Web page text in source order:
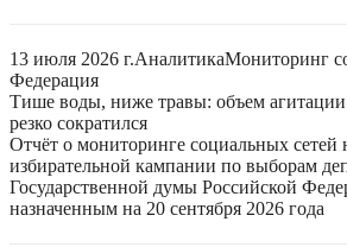
13 июля 2026 г.АналитикаМониторинг
Федерация
Тише воды, ниже травы: объем агитации
резко сократился
Отчёт о мониторинге социальных сетей
избирательной кампании по выборам
Государственной думы Российской
назначенным на 20 сентября 2026 года